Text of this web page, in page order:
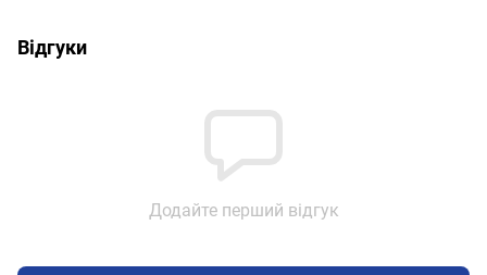
Відгуки
Додайте перший відгук